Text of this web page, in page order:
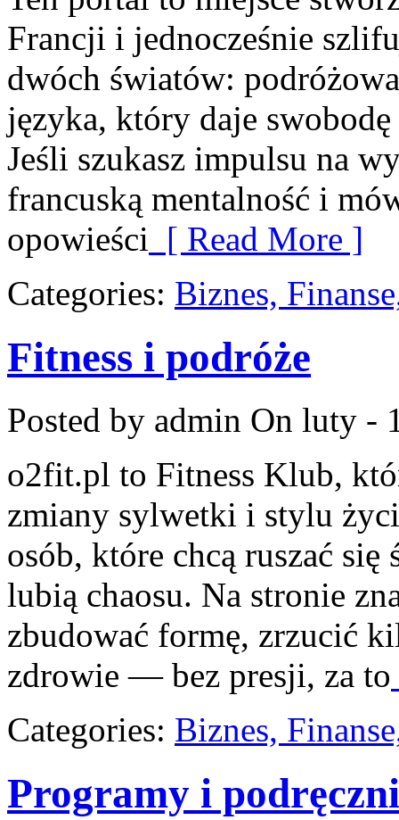
Francji i jednocześnie
dwóch światów:
języka, który daje
Jeśli szukasz impulsu na
francuską mentalność i
opowieści [ Read More ]
Categories: Biznes,
Fitness i podróże
Posted by admin On luty -
o2fit.pl to Fitness Klub,
zmiany sylwetki i stylu
osób, które chcą ruszać
lubią chaosu. Na stronie
zbudować formę, zrzucić
zdrowie — bez presji, za to
Categories: Biznes,
Programy i